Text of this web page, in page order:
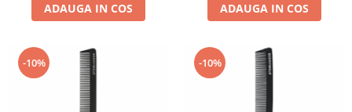
ADAUGA IN COS ADAUGA IN COS
-10% -10%